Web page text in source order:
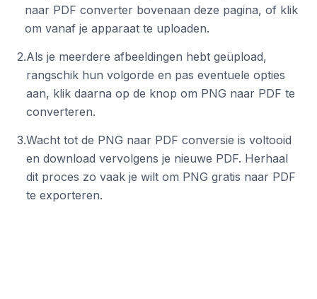
naar PDF converter bovenaan deze pagina, of klik
om vanaf je apparaat te uploaden.
2.Als je meerdere afbeeldingen hebt geüpload,
rangschik hun volgorde en pas eventuele opties
aan, klik daarna op de knop om PNG naar PDF te
converteren.
3.Wacht tot de PNG naar PDF conversie is voltooid
en download vervolgens je nieuwe PDF. Herhaal
dit proces zo vaak je wilt om PNG gratis naar PDF
te exporteren.